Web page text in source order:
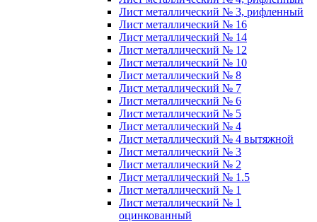
Лист металлический № 3, рифленный
Лист металлический № 16
Лист металлический № 14
Лист металлический № 12
Лист металлический № 10
Лист металлический № 8
Лист металлический № 7
Лист металлический № 6
Лист металлический № 5
Лист металлический № 4
Лист металлический № 4 вытяжной
Лист металлический № 3
Лист металлический № 2
Лист металлический № 1.5
Лист металлический № 1
Лист металлический № 1
оцинкованный